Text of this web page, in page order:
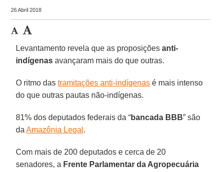
26 Abril 2018
Levantamento revela que as proposiçõesanti-
indígenas avançaram mais do que outras.
O ritmo dastramitações anti-indígenas é mais intenso
do que outras pautas não-indígenas.
81% dos deputados federais da “bancada BBB” são
daAmazônia Legal .
Com mais de 200 deputados e cerca de 20
senadores, a Frente Parlamentar da Agropecuária